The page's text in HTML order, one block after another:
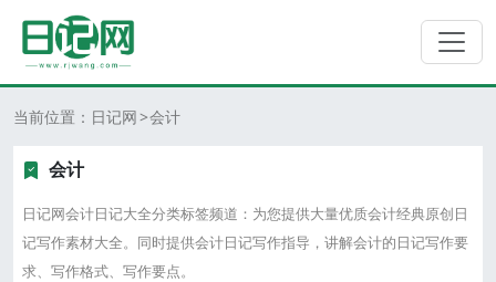
当前位置： 日记网 会计
会计
日记网会计日记大全分类标签频道：为您提供大量优质会计经典原创日
记写作素材大全。同时提供会计日记写作指导，讲解会计的日记写作要
求、写作格式、写作要点。